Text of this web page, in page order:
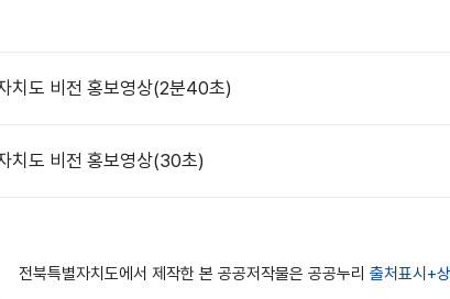
치도 비전 홍보영상(2분40초)
치도 비전 홍보영상(30초)
전북특별자치도에서 제작한 본 공공저작물은 공공누리 출처표시+